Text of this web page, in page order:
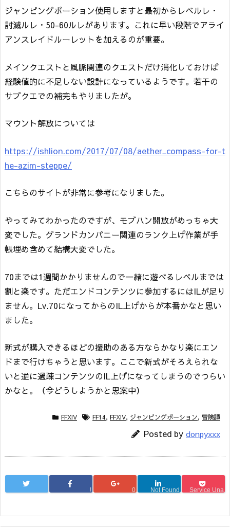
ジャンピングポーション使用しますと最初からレベルレ・
討滅ルレ・50-60ルレがあります。これに早い段階でアライ
アンスレイドルーレットを加えるのが重要。
メインクエストと風脈関連のクエストだけ消化しておけば
経験値的に不足しない設計になっているようです。若干の
サブクエでの補完もやりましたが。
マウント解放については
https://ishlion.com/2017/07/08/aether_compass-for-t
he-azim-steppe/
こちらのサイトが非常に参考になりました。
やってみてわかったのですが、モブハン開放がめっちゃ大
変でした。グランドカンパニー関連のランク上げ作業が手
帳埋め含めて結構大変でした。
70までは1週間かかりませんので一緒に遊べるレベルまでは
割と楽です。ただエンドコンテンツに参加するにはILが足り
ません。Lv.70になってからのIL上げからが本番かなと思い
ました。
新式が購入できるほどの援助のある方ならかなり楽にエン
ドまで行けちゃうと思います。ここで新式がそろえられな
いと逆に過疎コンテンツのIL上げになってしまうのでつらい
かなと。（今どうしようかと思案中）
FFXIV FF14, FFXIV, ジャンピングポーション, 冒険譚
Posted by donpyxxx
! 0 Not Found Service Una